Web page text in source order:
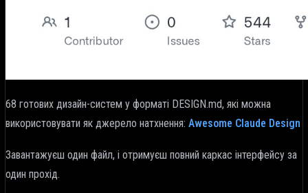
68 готових дизайн-систем у форматі DESIGN.md, які можна
використовувати як джерело натхнення: Awesome Claude Design
Завантажуєш один файл, і отримуєш повний каркас інтерфейсу за
один прохід.